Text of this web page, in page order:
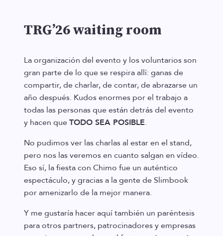
TRG’26 waiting room
La organización del evento y los voluntarios son
gran parte de lo que se respira allí: ganas de
compartir, de charlar, de contar, de abrazarse un
año después. Kudos enormes por el trabajo a
todas las personas que están detrás del evento
y hacen queTODO SEA POSIBLE.
No pudimos ver las charlas al estar en el stand,
pero nos las veremos en cuanto salgan en vídeo.
Eso sí, la fiesta con Chimo fue un auténtico
espectáculo, y gracias a la gente de Slimbook
por amenizarlo de la mejor manera.
Y me gustaría hacer aquí también un paréntesis
para otros partners, patrocinadores y empresas